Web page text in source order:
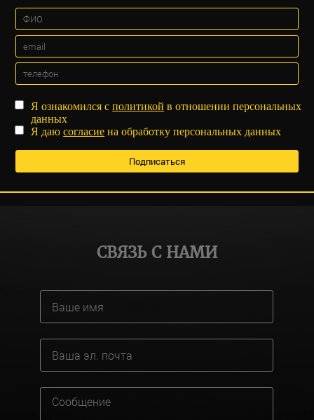
Я ознакомился сполитикой в отношении персональных
данных
Я даюсогласие на обработку персональных данных
СВЯЗЬ С НАМИ